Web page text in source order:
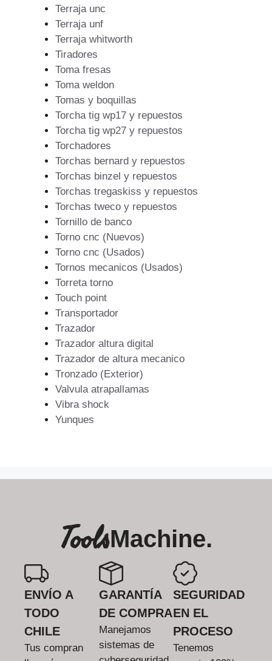
Terraja unc
Terraja unf
Terraja whitworth
Tiradores
Toma fresas
Toma weldon
Tomas y boquillas
Torcha tig wp17 y repuestos
Torcha tig wp27 y repuestos
Torchadores
Torchas bernard y repuestos
Torchas binzel y repuestos
Torchas tregaskiss y repuestos
Torchas tweco y repuestos
Tornillo de banco
Torno cnc (Nuevos)
Torno cnc (Usados)
Tornos mecanicos (Usados)
Torreta torno
Touch point
Transportador
Trazador
Trazador altura digital
Trazador de altura mecanico
Tronzado (Exterior)
Valvula atrapallamas
Vibra shock
Yunques
ToolsMachine.
ENVÍO A
TODO
CHILE
Tus compran
GARANTÍA
DE COMPRA
Manejamos
sistemas de
SEGURIDAD
EN EL
PROCESO
Tenemos